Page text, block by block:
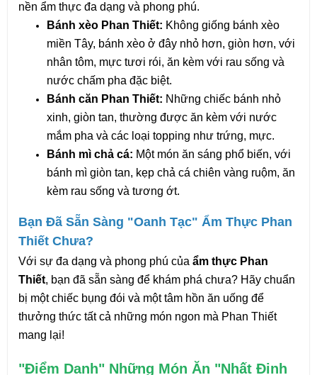
nền ẩm thực đa dạng và phong phú.
Bánh xèo Phan Thiết: Không giống bánh xèo
miền Tây, bánh xèo ở đây nhỏ hơn, giòn hơn, với
nhân tôm, mực tươi rói, ăn kèm với rau sống và
nước chấm pha đặc biệt.
Bánh căn Phan Thiết: Những chiếc bánh nhỏ
xinh, giòn tan, thường được ăn kèm với nước
mắm pha và các loại topping như trứng, mực.
Bánh mì chả cá: Một món ăn sáng phổ biến, với
bánh mì giòn tan, kẹp chả cá chiên vàng ruộm, ăn
kèm rau sống và tương ớt.
Bạn Đã Sẵn Sàng "Oanh Tạc" Ẩm Thực Phan
Thiết Chưa?
Với sự đa dạng và phong phú của ẩm thực Phan
Thiết, bạn đã sẵn sàng để khám phá chưa? Hãy chuẩn
bị một chiếc bụng đói và một tâm hồn ăn uống để
thưởng thức tất cả những món ngon mà Phan Thiết
mang lại!
"Điểm Danh" Những Món Ăn "Nhất Định